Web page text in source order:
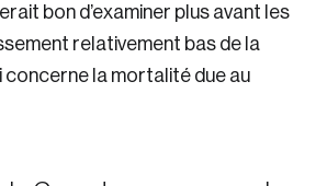
bon d’examiner plus avant les
relativement bas de la
concerne la mortalité due au
Reset
registered email address. You’ll